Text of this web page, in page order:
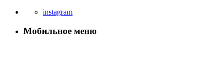
instagram
Мобильное меню